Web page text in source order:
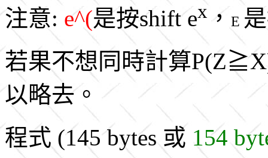
注意: e^(是按shift ex ， E
若果不想同時計算
以略去。
程式 (145 bytes 或 154